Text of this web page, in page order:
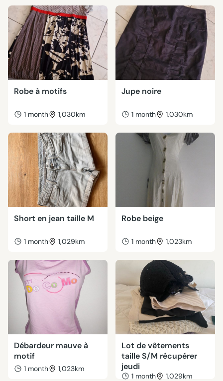
Robe à motifs
1 month 1,030km
Jupe noire
1 month 1,030km
Short en jean taille M
1 month 1,029km
Robe beige
1 month 1,023km
Débardeur mauve à
motif
1 month 1,023km
Lot de vêtements
taille S/M récupérer
jeudi
1 month 1,029km